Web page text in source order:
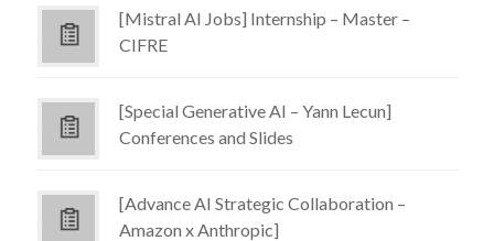
[Mistral AI Jobs] Internship – Master –
CIFRE
[Special Generative AI – Yann Lecun]
Conferences and Slides
[Advance AI Strategic Collaboration –
Amazon x Anthropic]